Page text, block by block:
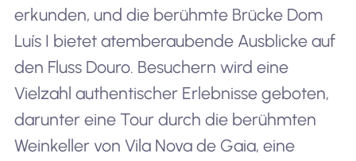
erkunden, und die berühmte Brücke Dom
Luís I bietet atemberaubende Ausblicke auf
den Fluss Douro. Besuchern wird eine
Vielzahl authentischer Erlebnisse geboten,
darunter eine Tour durch die berühmten
Weinkeller von Vila Nova de Gaia, eine